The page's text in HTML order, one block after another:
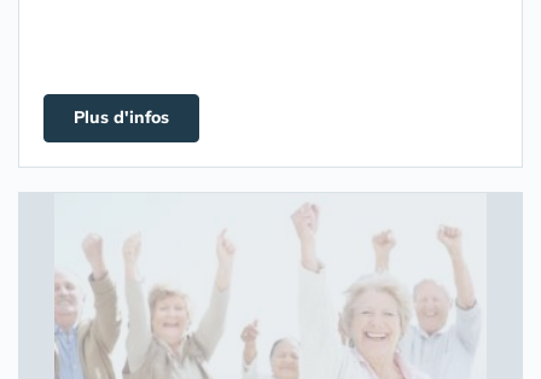
Plus d'infos